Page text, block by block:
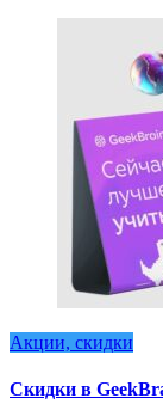
Акции, скидки
Скидки в